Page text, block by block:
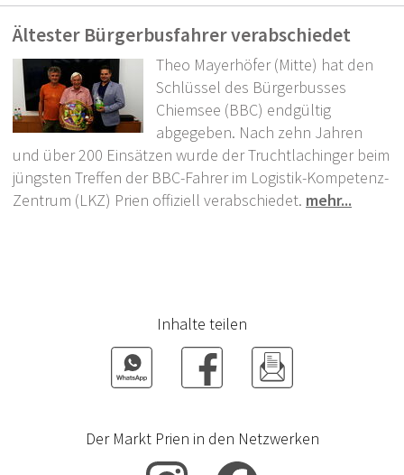
Ältester Bürgerbusfahrer verabschiedet
Theo Mayerhöfer (Mitte) hat den
Schlüssel des Bürgerbusses
Chiemsee (BBC) endgültig
abgegeben. Nach zehn Jahren
und über 200 Einsätzen wurde der Truchtlachinger beim
jüngsten Treffen der BBC-Fahrer im Logistik-Kompetenz-
Zentrum (LKZ) Prien offiziell verabschiedet. mehr...
Inhalte teilen
Der Markt Prien in den Netzwerken